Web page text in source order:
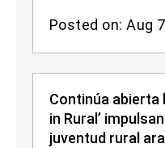
Posted on: Aug
Continúa abierta
in Rural’
juventud rural